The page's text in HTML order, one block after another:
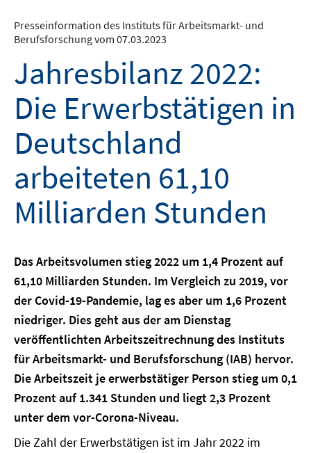
Presseinformation des Instituts für Arbeitsmarkt- und
Berufsforschung vom 07.03.2023
Jahresbilanz 2022:
Die Erwerbstätigen in
Deutschland
arbeiteten 61,10
Milliarden Stunden
Das Arbeitsvolumen stieg 2022 um 1,4 Prozent auf
61,10 Milliarden Stunden. Im Vergleich zu 2019, vor
der Covid-19-Pandemie, lag es aber um 1,6 Prozent
niedriger. Dies geht aus der am Dienstag
veröffentlichten Arbeitszeitrechnung des Instituts
für Arbeitsmarkt- und Berufsforschung (IAB) hervor.
Die Arbeitszeit je erwerbstätiger Person stieg um 0,1
Prozent auf 1.341 Stunden und liegt 2,3 Prozent
unter dem vor-Corona-Niveau.
Die Zahl der Erwerbstätigen ist im Jahr 2022 im